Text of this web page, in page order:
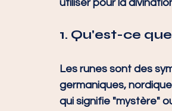
utiliser pour la
1. Qu'est-ce
Les runes sont des
germaniques,
qui signifie "mystère"